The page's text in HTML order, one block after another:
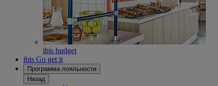
ibis budget
ibis Go get it
Программа лояльности
Назад